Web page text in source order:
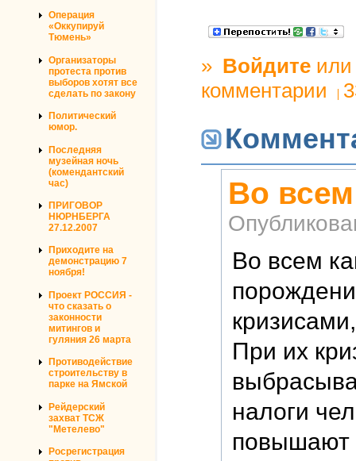
Операция
«Оккупируй
Тюмень»
Организаторы
протеста против
выборов хотят все
сделать по закону
Политический
юмор.
Последняя
музейная ночь
(комендантский
час)
ПРИГОВОР
НЮРНБЕРГА
27.12.2007
Приходите на
демонстрацию 7
ноября!
Проект РОССИЯ -
что сказать о
законности
митингов и
гуляния 26 марта
Противодействие
строительству в
парке на Ямской
Рейдерский
захват ТСЖ
"Метелево"
Росрегистрация
» Войдите
комментарии
Во
Во всем
При их
налоги
повышают